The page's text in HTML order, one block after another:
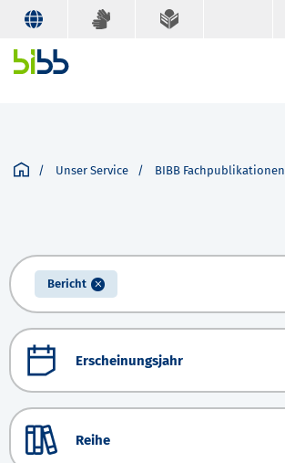
Unser Service BIBB Fachpublikationen
Bericht
Erscheinungsjahr
Reihe